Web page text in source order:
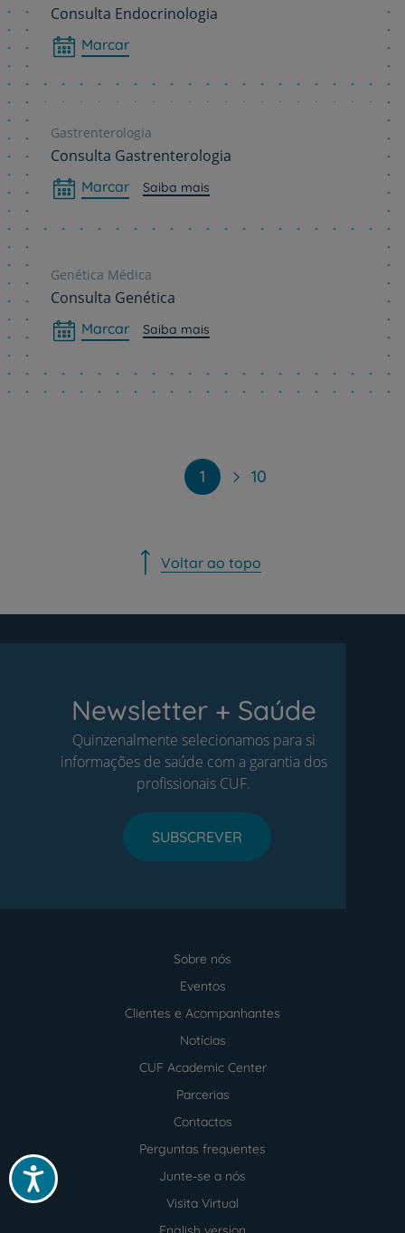
Acessibilidade
Consulta Endocrinologia
Marcar
Gastrenterologia
Consulta Gastrenterologia
Marcar Saiba mais
Genética Médica
Consulta Genética
Marcar Saiba mais
1 10
Voltar ao topo
Newsletter + Saúde
Quinzenalmente selecionamos para si
informações de saúde com a garantia dos
profissionais CUF.
SUBSCREVER
Sobre nós
Eventos
Clientes e Acompanhantes
Notícias
CUF Academic Center
Parcerias
Contactos
Perguntas frequentes
Junte-se a nós
Visita Virtual